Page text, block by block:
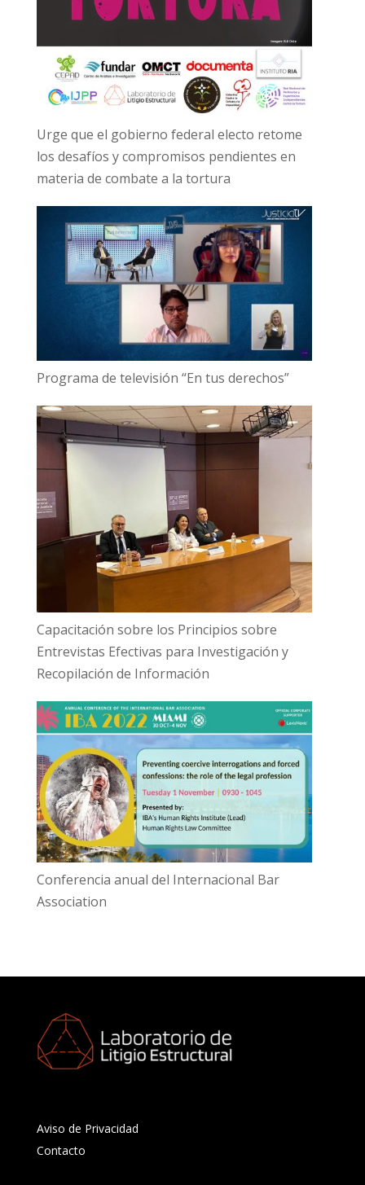
Urge que el gobierno federal electo retome
los desafíos y compromisos pendientes en
materia de combate a la tortura
Programa de televisión “En tus derechos”
Capacitación sobre los Principios sobre
Entrevistas Efectivas para Investigación y
Recopilación de Información
Conferencia anual del Internacional Bar
Association
Aviso de Privacidad
Contacto